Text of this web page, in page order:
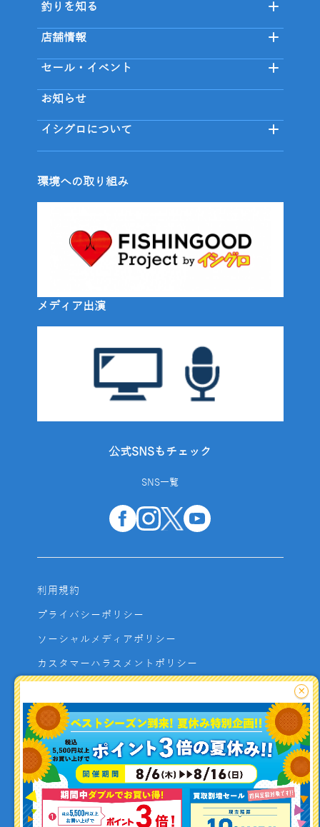
釣り情報を
投稿する
釣りを知る
店舗情報
セール・イベント
お知らせ
イシグロについて
環境への取り組み
メディア出演
公式SNSもチェック
SNS一覧
利用規約
プライバシーポリシー
ソーシャルメディアポリシー
カスタマーハラスメントポリシー
よくあるご質問
お問い合わせ
利用者資金の保全方法
×